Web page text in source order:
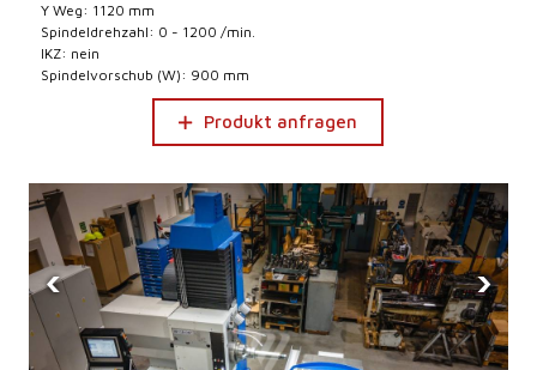
Y Weg: 1120 mm
Spindeldrehzahl: 0 - 1200 /min.
IKZ: nein
Spindelvorschub (W): 900 mm
Produkt anfragen
‹ ›